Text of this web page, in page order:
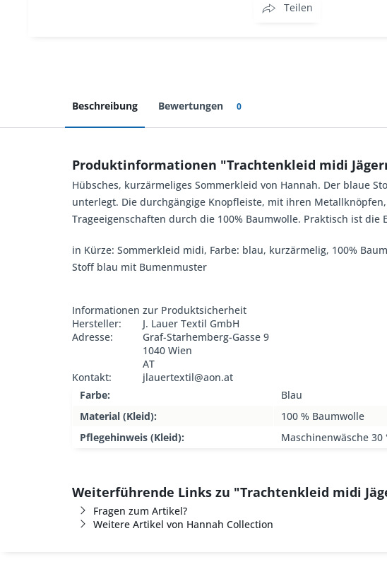
Teilen
Beschreibung Bewertungen 0
Produktinformationen "Trachtenkleid midi
Hübsches, kurzärmeliges Sommerkleid von Hannah. Der blaue
unterlegt. Die durchgängige Knopfleiste, mit ihren
Trageeigenschaften durch die 100% Baumwolle. Praktisch ist
in Kürze: Sommerkleid midi, Farbe: blau, kurzärmelig, 100%
Stoff blau mit Bumenmuster
Informationen zur Produktsicherheit
Hersteller:
J. Lauer Textil GmbH
Adresse:
Graf-Starhemberg-Gasse 9
1040 Wien
AT
Kontakt:
jlauertextil@aon.at
Farbe:
Blau
Material (Kleid):
100 % Baumwolle
Pflegehinweis (Kleid):
Maschinenwäsche 30
Weiterführende Links zu "Trachtenkleid midi
Fragen zum Artikel?
Weitere Artikel von Hannah Collection